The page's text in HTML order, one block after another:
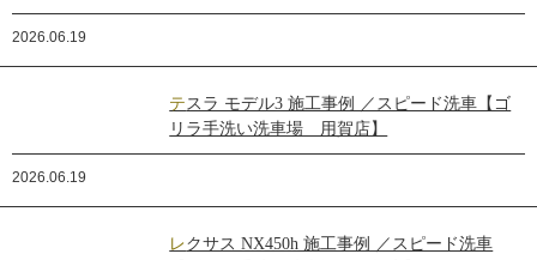
2026.06.19
テスラ モデル3 施工事例 ／スピード洗車【ゴ
リラ手洗い洗車場 用賀店】
2026.06.19
レクサス NX450h 施工事例 ／スピード洗車